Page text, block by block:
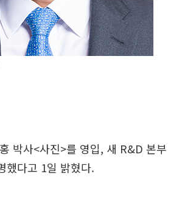
박사<사진>를 영입, 새 R&D 본부
했다고 1일 밝혔다.